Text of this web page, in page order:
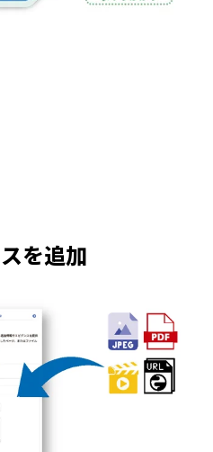
を追加